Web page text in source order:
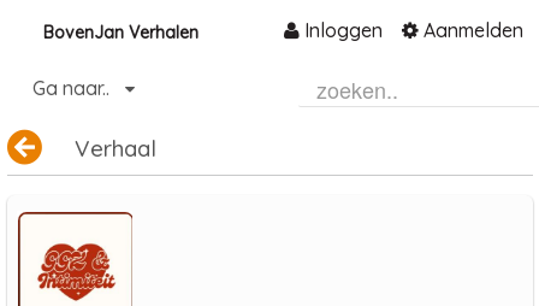
Naar content
Inloggen Aanmelden
BovenJan Verhalen
Home
Community
Hulp en ondersteuning
Over ons platform
Ga naar..
Verhaal